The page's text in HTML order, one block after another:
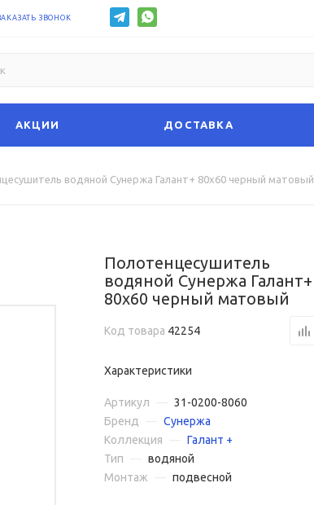
ЗВОНОК
АКЦИИ ДОСТАВКА
водяной Сунержа Галант+ 80х60 черный матовый
Полотенцесушитель
водяной Сунержа Галант+
80х60 черный матовый
Код товара 42254
Характеристики
Артикул
31-0200-8060
Бренд
Сунержа
Коллекция
Галант +
Тип
водяной
Монтаж
подвесной